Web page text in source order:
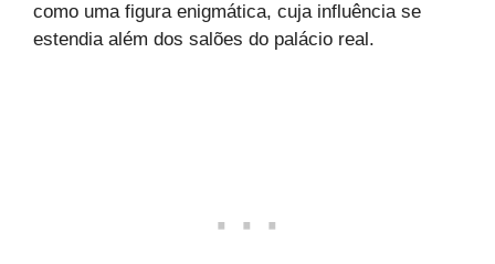
como uma figura enigmática, cuja influência se
estendia além dos salões do palácio real.